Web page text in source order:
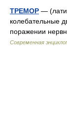
ТРЕМОР —
колебательные
поражении
Современная